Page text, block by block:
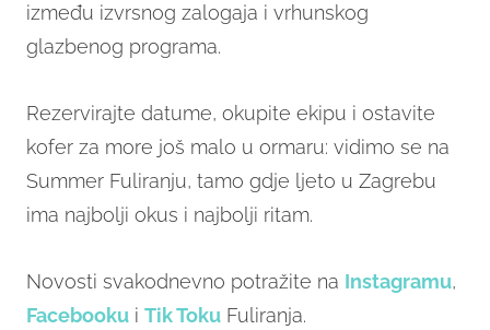
između izvrsnog zalogaja i vrhunskog
glazbenog programa.
Rezervirajte datume, okupite ekipu i ostavite
kofer za more još malo u ormaru: vidimo se na
Summer Fuliranju, tamo gdje ljeto u Zagrebu
ima najbolji okus i najbolji ritam.
Novosti svakodnevno potražite na Instagramu,
Facebooku i Tik Toku Fuliranja.